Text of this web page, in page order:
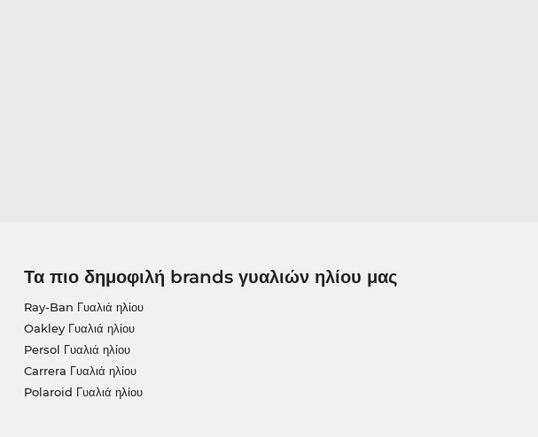
Τα πιο δημοφιλή brands γυαλιών ηλίου μας
Ray-Ban Γυαλιά ηλίου
Oakley Γυαλιά ηλίου
Persol Γυαλιά ηλίου
Carrera Γυαλιά ηλίου
Polaroid Γυαλιά ηλίου